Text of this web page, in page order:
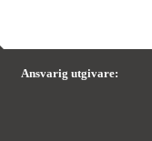
Ansvarig utgivare: